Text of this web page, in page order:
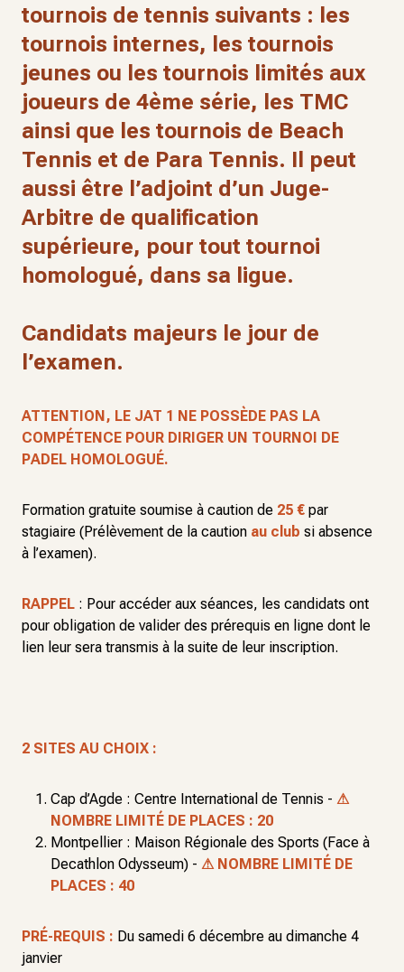
tournois de tennis suivants : les
tournois internes, les tournois
jeunes ou les tournois limités aux
joueurs de 4ème série, les TMC
ainsi que les tournois de Beach
Tennis et de Para Tennis. Il peut
aussi être l’adjoint d’un Juge-
Arbitre de qualification
supérieure, pour tout tournoi
homologué, dans sa ligue.
Candidats majeurs le jour de
l’examen.
ATTENTION, LE JAT 1 NE POSSÈDE PAS LA
COMPÉTENCE POUR DIRIGER UN TOURNOI DE
PADEL HOMOLOGUÉ.
Formation gratuite soumise à caution de 25 € par
stagiaire (Prélèvement de la caution au club si absence
à l’examen).
RAPPEL : Pour accéder aux séances, les candidats ont
pour obligation de valider des prérequis en ligne dont le
lien leur sera transmis à la suite de leur inscription.
2 SITES AU CHOIX :
Cap d’Agde : Centre International de Tennis - ⚠
NOMBRE LIMITÉ DE PLACES : 20
Montpellier : Maison Régionale des Sports (Face à
Decathlon Odysseum) - ⚠ NOMBRE LIMITÉ DE
PLACES : 40
PRÉ-REQUIS : Du samedi 6 décembre au dimanche 4
janvier